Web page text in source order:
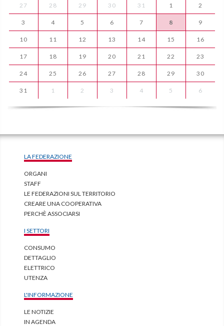
27 28 29 30 31 1 2
3 4 5 6 7 8 9
10 11 12 13 14 15 16
17 18 19 20 21 22 23
24 25 26 27 28 29 30
31 1 2 3 4 5 6
LA FEDERAZIONE
ORGANI
STAFF
LE FEDERAZIONI SUL TERRITORIO
CREARE UNA COOPERATIVA
PERCHÈ ASSOCIARSI
I SETTORI
CONSUMO
DETTAGLIO
ELETTRICO
UTENZA
L'INFORMAZIONE
LE NOTIZIE
IN AGENDA